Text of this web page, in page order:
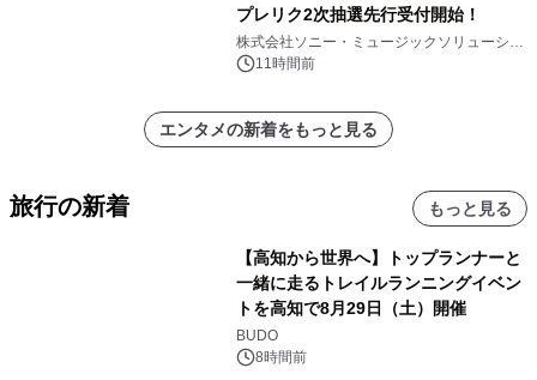
プレリク2次抽選先行受付開始！
株式会社ソニー・ミュージックソリューショ
ンズ11時間前
エンタメの新着をもっと見る
旅行の新着 もっと見る
【高知から世界へ】トップランナーと
一緒に走るトレイルランニングイベン
トを高知で8月29日（土）開催
BUDO
8時間前